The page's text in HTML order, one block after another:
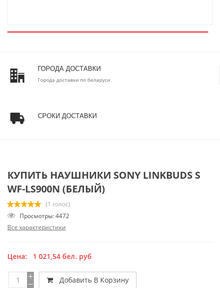
ГОРОДА ДОСТАВКИ
Города доставки по беларуси
СРОКИ ДОСТАВКИ
КУПИТЬ НАУШНИКИ SONY LINKBUDS S
WF-LS900N (БЕЛЫЙ)
(1 голос)
Просмотры: 4472
Все характеристики
Цена: 1 021,54 бел. руб
Добавить В Корзину